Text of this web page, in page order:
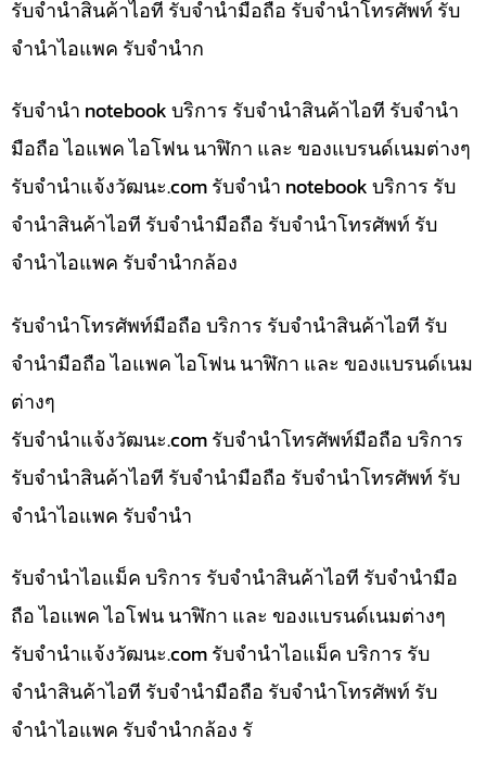
รับจำนำสินค้าไอที รับจำนำมือถือ รับจำนำโทรศัพท์ รับ
จำนำไอแพค รับจำนำก
รับจำนำ notebook บริการ รับจำนำสินค้าไอที รับจำนำ
มือถือ ไอแพค ไอโฟน นาฬิกา และ ของแบรนด์เนมต่างๆ
รับจํานําแจ้งวัฒนะ.com รับจำนำ notebook บริการ รับ
จำนำสินค้าไอที รับจำนำมือถือ รับจำนำโทรศัพท์ รับ
จำนำไอแพค รับจำนำกล้อง
รับจำนำโทรศัพท์มือถือ บริการ รับจำนำสินค้าไอที รับ
จำนำมือถือ ไอแพค ไอโฟน นาฬิกา และ ของแบรนด์เนม
ต่างๆ
รับจํานําแจ้งวัฒนะ.com รับจำนำโทรศัพท์มือถือ บริการ
รับจำนำสินค้าไอที รับจำนำมือถือ รับจำนำโทรศัพท์ รับ
จำนำไอแพค รับจำนำ
รับจำนำไอแม็ค บริการ รับจำนำสินค้าไอที รับจำนำมือ
ถือ ไอแพค ไอโฟน นาฬิกา และ ของแบรนด์เนมต่างๆ
รับจํานําแจ้งวัฒนะ.com รับจำนำไอแม็ค บริการ รับ
จำนำสินค้าไอที รับจำนำมือถือ รับจำนำโทรศัพท์ รับ
จำนำไอแพค รับจำนำกล้อง รั